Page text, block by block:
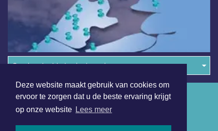
Deze website maakt gebruik van cookies om
ervoor te zorgen dat u de beste ervaring krijgt
op onze website Lees meer
Overige dagbladen in de regio
Algemene voorwaarden
Disclaimer